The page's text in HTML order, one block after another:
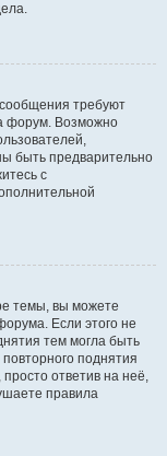
требуют
форум. Возможно
быть предварительно
с
темы, вы можете
Если этого не
тем могла быть
поднятия
ответив на неё,
правила